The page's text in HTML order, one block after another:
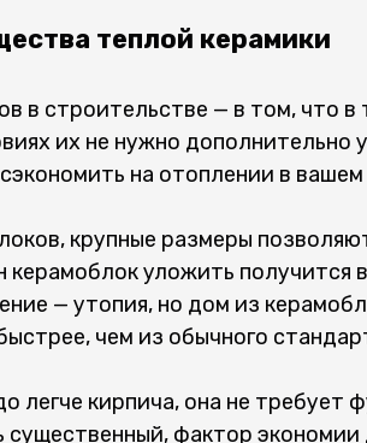
теплой керамики
в строительстве — в том, что в
их не нужно дополнительно
на отоплении в
крупные размеры
уложить получится
— утопия, но дом из
чем из обычного
легче кирпича, она не требует
фактор экономии